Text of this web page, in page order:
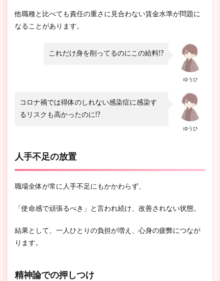
他職種と比べても責任の重さに見合わない賃金水準が問題に
なることがあります。
ゆうひ
これだけ身を削ってるのにこの給料!?
ゆうひ
コロナ禍では得体のしれない感染症に感染す
るリスクも高かったのに!?
人手不足の放置
職場全体が常に人手不足にもかかわらず、
「使命感で頑張るべき」と言われ続け、改善されない状態。
結果として、一人ひとりの負担が増え、心身の疲弊につなが
ります。
精神論での押しつけ